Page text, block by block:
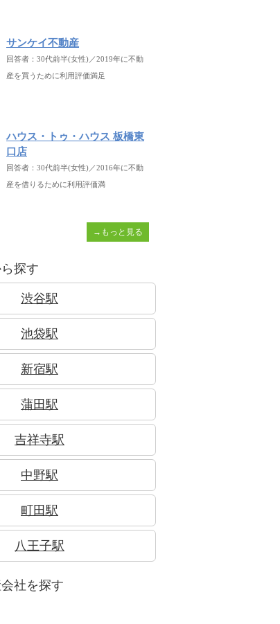
サンケイ不動産
回答者：30代前半(女性)／2019年に不動
産を買うために利用評価満足
ハウス・トゥ・ハウス 板橋東
口店
回答者：30代前半(女性)／2016年に不動
産を借りるために利用評価満
→もっと見る
探す
渋谷駅
池袋駅
新宿駅
蒲田駅
吉祥寺駅
中野駅
町田駅
八王子駅
社を探す